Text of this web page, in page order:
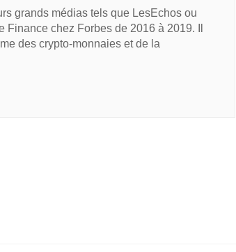
grands médias tels que LesEchos ou
chez Forbes de 2016 à 2019. Il
des crypto-monnaies et de la